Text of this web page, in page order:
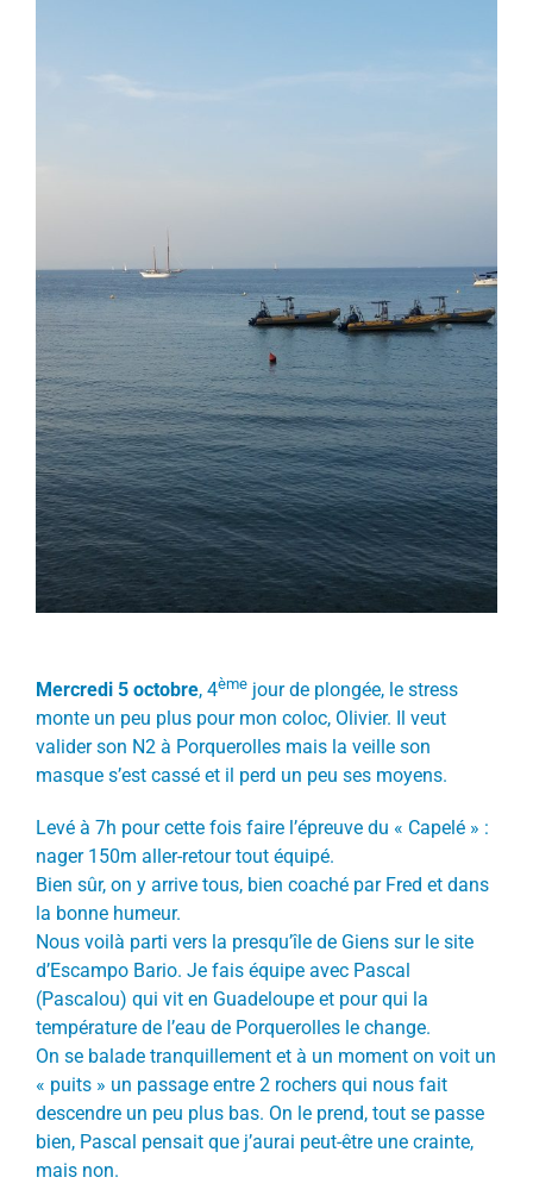
Mercredi 5 octobre, 4èmejour de plongée, le stress
monte un peu plus pour mon coloc, Olivier. Il veut
valider son N2 à Porquerolles mais la veille son
masque s’est cassé et il perd un peu ses moyens.
Levé à 7h pour cette fois faire l’épreuve du « Capelé » :
nager 150m aller-retour tout équipé.
Bien sûr, on y arrive tous, bien coaché par Fred et dans
la bonne humeur.
Nous voilà parti vers la presqu’île de Giens sur le site
d’Escampo Bario. Je fais équipe avec Pascal
(Pascalou) qui vit en Guadeloupe et pour qui la
température de l’eau de Porquerolles le change.
On se balade tranquillement et à un moment on voit un
« puits » un passage entre 2 rochers qui nous fait
descendre un peu plus bas. On le prend, tout se passe
bien, Pascal pensait que j’aurai peut-être une crainte,
mais non.